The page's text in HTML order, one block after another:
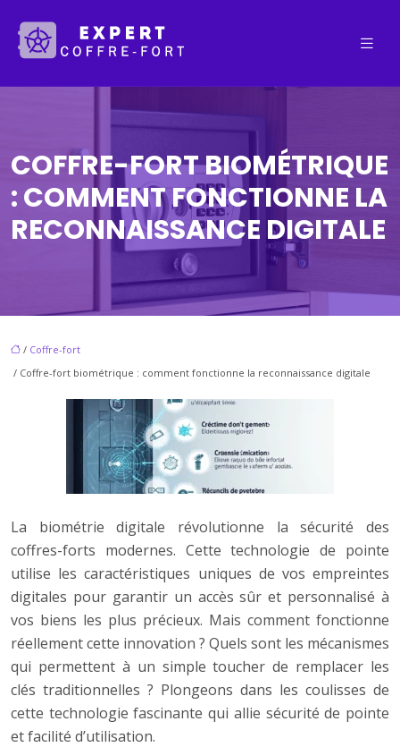
COFFRE-FORT BIOMÉTRIQUE
: COMMENT FONCTIONNE LA
RECONNAISSANCE DIGITALE
/ Coffre-fort
/ Coffre-fort biométrique : comment fonctionne la reconnaissance digitale
La biométrie digitale révolutionne la sécurité des
coffres-forts modernes. Cette technologie de pointe
utilise les caractéristiques uniques de vos empreintes
digitales pour garantir un accès sûr et personnalisé à
vos biens les plus précieux. Mais comment fonctionne
réellement cette innovation ? Quels sont les mécanismes
qui permettent à un simple toucher de remplacer les
clés traditionnelles ? Plongeons dans les coulisses de
cette technologie fascinante qui allie sécurité de pointe
et facilité d’utilisation.